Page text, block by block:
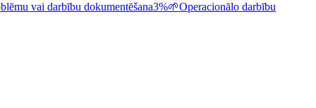
vai darbību dokumentēšana3%🌱Operacionālo darbību